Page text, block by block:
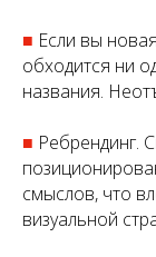
■ Если вы
обходится ни
названия.
■ Ребрендинг.
смыслов, что
визуальной